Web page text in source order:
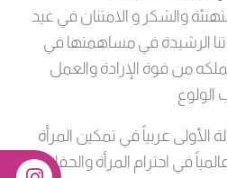
والشكر و الامتنان في عيد
الرشيدة في مساهمتها في
تملكه من قوة الإرادة والعمل
الولوع
الأولى عربياً في تمكين المرأة
في احترام المرأة والحفاظ